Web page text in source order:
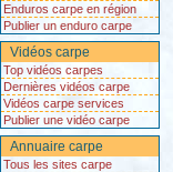
Enduros carpe en région
Publier un enduro carpe
Vidéos carpe
Top vidéos carpes
Dernières vidéos carpe
Vidéos carpe services
Publier une vidéo carpe
Annuaire carpe
Tous les sites carpe